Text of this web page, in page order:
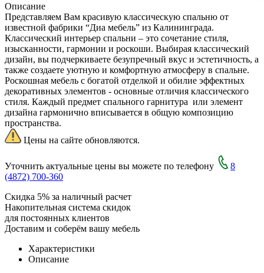
Описание
Представляем Вам красивую классическую спальню от
известной фабрики “Диа мебель” из Калининграда.
Классический интерьер спальни – это сочетание стиля,
изысканности, гармонии и роскоши. Выбирая классический
дизайн, вы подчеркиваете безупречный вкус и эстетичность, а
также создаете уютную и комфортную атмосферу в спальне.
Роскошная мебель с богатой отделкой и обилие эффектных
декоративных элементов - основные отличия классического
стиля. Каждый предмет спального гарнитура или элемент
дизайна гармонично вписывается в общую композицию
пространства.
Цены на сайте обновляются.
Уточнить актуальные цены вы можете по телефону
8
(4872) 700-360
Скидка 5% за наличный расчет
Накопительная система скидок
для постоянных клиентов
Доставим и соберём вашу мебель
Характеристики
Описание